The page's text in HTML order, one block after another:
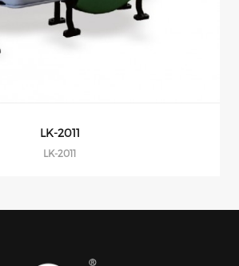
LK-2011
LK-2011